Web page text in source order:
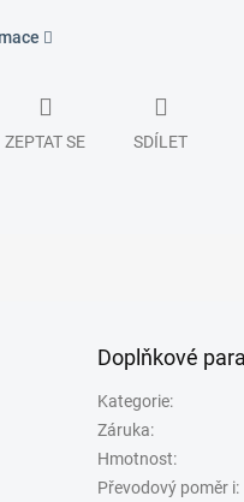
ZEPTAT SE SDÍLET
Doplňkové
Kategorie:
Záruka:
Hmotnost:
Převodový poměr i: